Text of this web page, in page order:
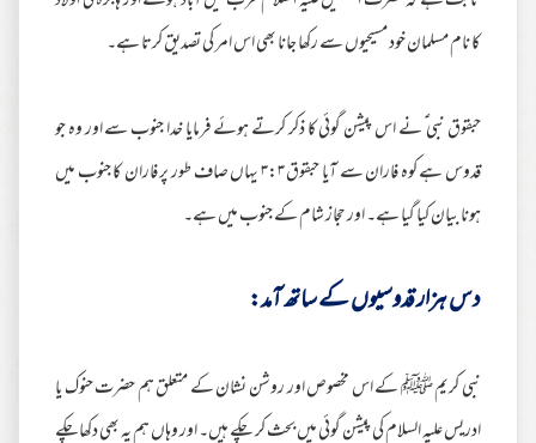
کا نام مسلمان خود مسیحیوں سے رکھا جانا بھی اس امر کی تصدیق کرتا ہے۔
حبقوق نبی ؑ نے اس پیشن گوئی کا ذکر کرتے ہوئے فرمایا خدا جنوب سے اور وہ جو
قدوس ہے کوہ فاران سے آیا حبقوق ۳:۳ یہاں صاف طور پر فاران کا جنوب میں
ہونا بیان کیا گیا ہے۔ اور حجاز شام کے جنوب میں ہے۔
دس ہزار قدوسیوں کے ساتھ آمد:
نبی کریم ﷺ کے اس مخصوص اور روشن نشان کے متعلق ہم حضرت حنوک یا
ادریس علیہ السلام کی پیشن گوئی میں بحث کر چکے ہیں۔ اور وہاں ہم یہ بھی دکھا چکے